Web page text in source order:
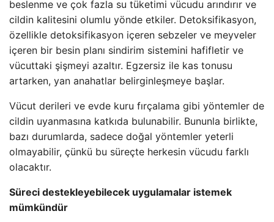
beslenme ve çok fazla su tüketimi vücudu arındırır ve
cildin kalitesini olumlu yönde etkiler. Detoksifikasyon,
özellikle detoksifikasyon içeren sebzeler ve meyveler
içeren bir besin planı sindirim sistemini hafifletir ve
vücuttaki şişmeyi azaltır. Egzersiz ile kas tonusu
artarken, yan anahatlar belirginleşmeye başlar.
Vücut derileri ve evde kuru fırçalama gibi yöntemler de
cildin uyanmasına katkıda bulunabilir. Bununla birlikte,
bazı durumlarda, sadece doğal yöntemler yeterli
olmayabilir, çünkü bu süreçte herkesin vücudu farklı
olacaktır.
Süreci destekleyebilecek uygulamalar istemek
mümkündür